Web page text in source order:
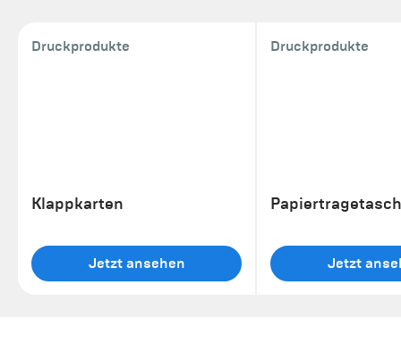
Druckprodukte
Klappkarten
Jetzt ansehen
Druckprodukte
Jetzt